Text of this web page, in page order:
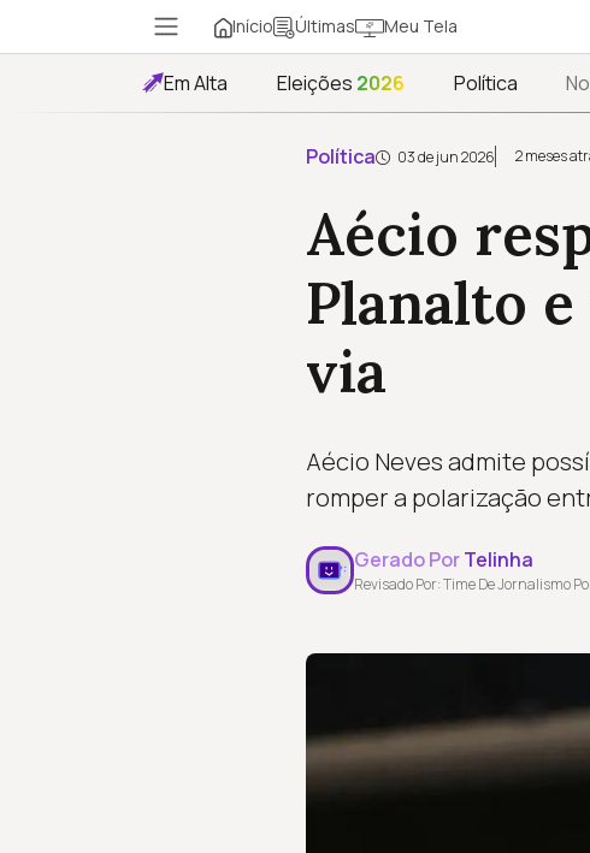
Início Últimas Meu Tela
Em Alta Eleições 2026 Política
Política 03 de jun 2026 2 meses
Aécio
Planalto
via
Aécio Neves admite
romper a polarização
Gerado PorTelinha
Revisado Por: Time De Jornalismo